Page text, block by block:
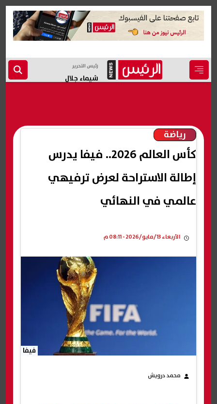
رئيس التحرير
شيماء جلال
رياضة
كأس العالم 2026.. فيفا يدرس
إطالة الاستراحة لعرض ترفيهي
عالمي في النهائي
الأربعاء 13/مايو/2026 - 08:11 م
فيفا
محمد درويش